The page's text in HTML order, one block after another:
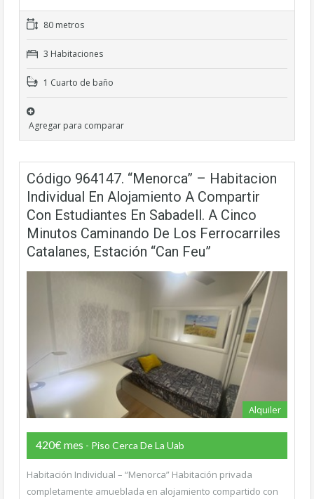
80 metros
3 Habitaciones
1 Cuarto de baño
Agregar para comparar
Código 964147. “Menorca” – Habitacion
Individual En Alojamiento A Compartir
Con Estudiantes En Sabadell. A Cinco
Minutos Caminando De Los Ferrocarriles
Catalanes, Estación “Can Feu”
Alquiler
420€ mes - Piso Cerca De La Uab
Habitación Individual – “Menorca” Habitación privada
completamente amueblada en alojamiento compartido con